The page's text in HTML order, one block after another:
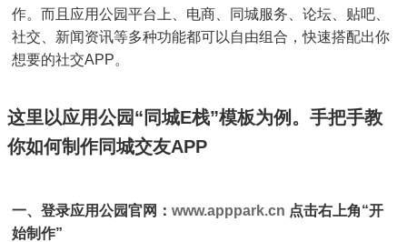
作。而且应用公园平台上、电商、同城服务、论坛、贴吧、
社交、新闻资讯等多种功能都可以自由组合，快速搭配出你
想要的社交APP。
这里以应用公园“同城E栈”模板为例。手把手教
你如何制作同城交友APP
一、登录应用公园官网： www.apppark.cn 点击右上角“开
始制作”